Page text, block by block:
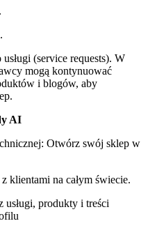
usługi (service requests). W
mogą kontynuować
i blogów, aby
AI
Otwórz swój sklep w
klientami na całym świecie.
usługi, produkty i treści